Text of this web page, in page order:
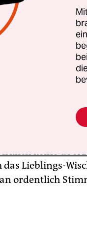
bei dem
Bingo ist
, wo die
dürfte an dieser
keine
Lieblings-
ordentlich